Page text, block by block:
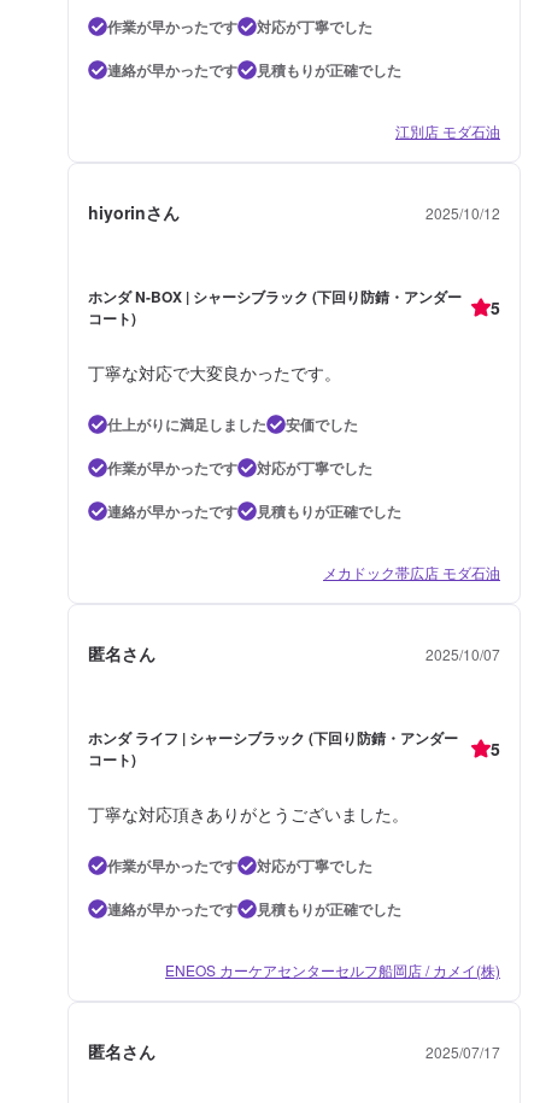
作業が早かったです
対応が丁寧でした
連絡が早かったです
見積もりが正確でした
江別店 モダ石油
hiyorinさん 2025/10/12
ホンダ N-BOX | シャーシブラック (下回り防錆・アンダー
コート)
5
丁寧な対応で大変良かったです。
仕上がりに満足しました
安価でした
作業が早かったです
対応が丁寧でした
連絡が早かったです
見積もりが正確でした
メカドック帯広店 モダ石油
匿名さん 2025/10/07
ホンダ ライフ | シャーシブラック (下回り防錆・アンダー
コート)
5
丁寧な対応頂きありがとうございました。
作業が早かったです
対応が丁寧でした
連絡が早かったです
見積もりが正確でした
ENEOS カーケアセンターセルフ船岡店 / カメイ(株)
匿名さん 2025/07/17